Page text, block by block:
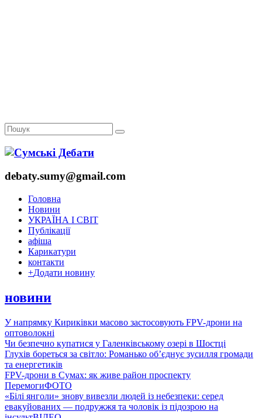
debaty.sumy@gmail.com
Головна
Новини
УКРАЇНА І СВІТ
Публікації
афіша
Карикатури
контакти
+Додати новину
новини
У напрямку Кириківки масово застосовують FPV-дрони на
оптоволокні
Чи безпечно купатися у Галенківському озері в Шостці
Глухів бореться за світло: Романько об’єднує зусилля громади
та енергетиків
FPV-дрони в Сумах: як живе район проспекту
ПеремогиФОТО
«Білі янголи» знову вивезли людей із небезпеки: серед
евакуйованих — подружжя та чоловік із підозрою на